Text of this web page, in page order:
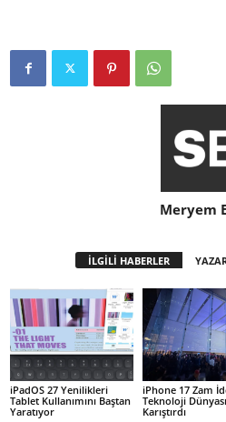
Meryem
İLGİLİ HABERLER
iPadOS 27 Yenilikleri
Tablet Kullanımını Baştan
Yaratıyor
iPhone 17 Zam
Teknoloji
Karıştırdı